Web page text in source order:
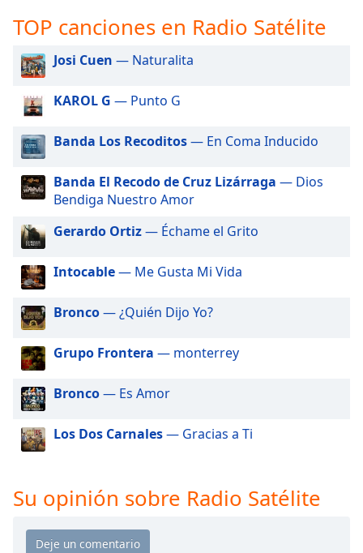
in-
Picture
Fullscreen
This
window.
Beginning
window.
Escape
cancel
and
close
window.
Text
Color
Text
TOP canciones en Radio Satélite
Josi Cuen — Naturalita
KAROL G — Punto G
Banda Los Recoditos— En Coma Inducido
Banda El Recodo de Cruz Lizárraga — Dios
Bendiga Nuestro Amor
Gerardo Ortiz— Échame el Grito
Intocable— Me Gusta Mi Vida
Bronco— ¿Quién Dijo Yo?
Grupo Frontera — monterrey
Bronco— Es Amor
Los Dos Carnales— Gracias a Ti
Su opinión sobre Radio Satélite